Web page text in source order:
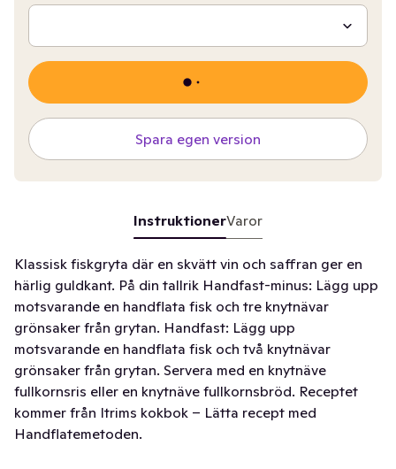
Spara egen version
InstruktionerVaror
Klassisk fiskgryta där en skvätt vin och saffran ger en
härlig guldkant. På din tallrik Handfast-minus: Lägg upp
motsvarande en handflata fisk och tre knytnävar
grönsaker från grytan. Handfast: Lägg upp
motsvarande en handflata fisk och två knytnävar
grönsaker från grytan. Servera med en knytnäve
fullkornsris eller en knytnäve fullkornsbröd. Receptet
kommer från Itrims kokbok – Lätta recept med
Handflatemetoden.